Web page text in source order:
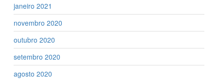
janeiro 2021
novembro 2020
outubro 2020
setembro 2020
agosto 2020